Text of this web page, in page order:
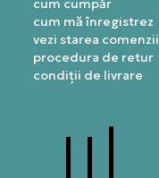
cum cumpăr
cum mă înregistrez
vezi starea comenzii
procedura de retur
condiții de livrare